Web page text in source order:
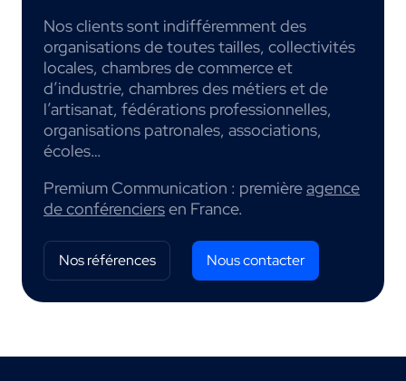
Nos clients sont indifféremment des
organisations de toutes tailles, collectivités
locales, chambres de commerce et
d’industrie, chambres des métiers et de
l’artisanat, fédérations professionnelles,
organisations patronales, associations,
écoles…
Premium Communication : premièreagence
de conférenciersen France.
Nos références Nous contacter